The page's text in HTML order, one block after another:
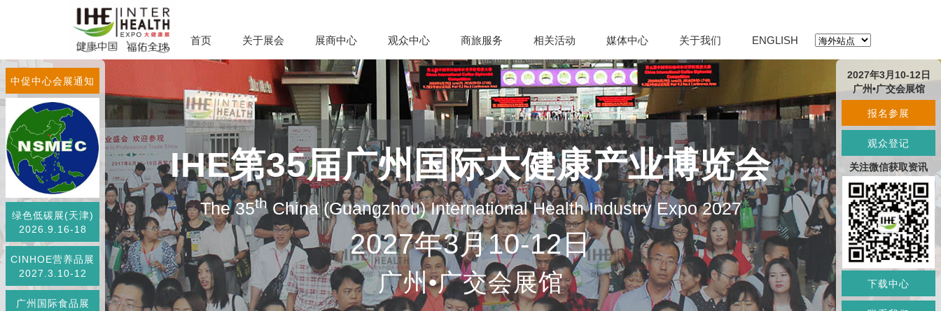
首页 关于展会 展商中心 观众中心 商旅服务 相关活动 媒体中心 关于我们 ENGLISH
IHE第35届广州国际大健康产业博览会
The 35thChina (Guangzhou) International Health Industry Expo 2027
2027年3月10-12日
广州•广交会展馆
中促中心会展通知
绿色低碳展(天津)
2026.9.16-18
CINHOE营养品展
2027.3.10-12
广州国际食品展
2027年3月10-12日
广州•广交会展馆
报名参展
观众登记
关注微信获取资讯
下载中心